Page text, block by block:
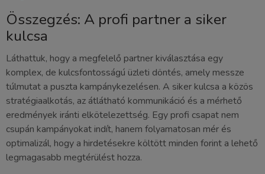
Összegzés: A profi partner a siker
kulcsa
Láthattuk, hogy a megfelelő partner kiválasztása egy
komplex, de kulcsfontosságú üzleti döntés, amely messze
túlmutat a puszta kampánykezelésen. A siker kulcsa a közös
stratégiaalkotás, az átlátható kommunikáció és a mérhető
eredmények iránti elkötelezettség. Egy profi csapat nem
csupán kampányokat indít, hanem folyamatosan mér és
optimalizál, hogy a hirdetésekre költött minden forint a lehető
legmagasabb megtérülést hozza.